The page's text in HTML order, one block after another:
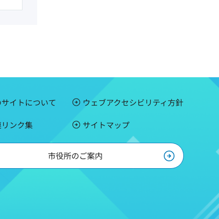
イトについて
ウェブアクセシビリティ方針
ンク集
サイトマップ
市役所のご案内